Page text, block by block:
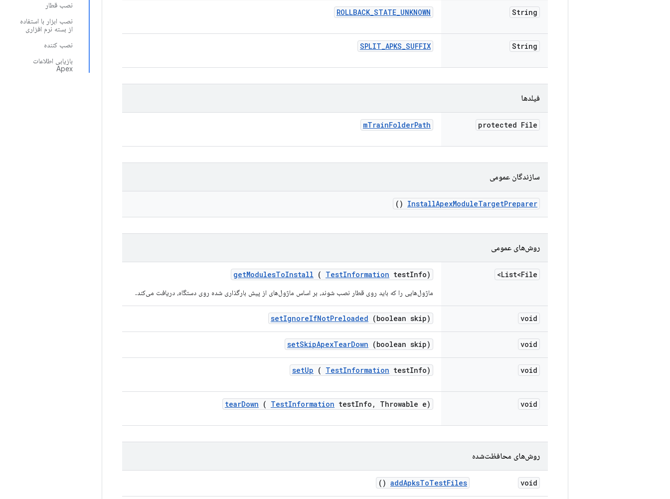
نصب قطار
نصب ابزار با استفاده
از بسته نرم افزاری
نصب کننده
بازیابی اطلاعات
Apex
String
ROLLBACK_STATE_UNKNOWN
String
SPLIT_APKS_SUFFIX
فیلدها
protected File
mTrainFolderPath
سازندگان عمومی
InstallApexModuleTargetPreparer
()
روش‌های عمومی
List<File>
getModulesToInstall ( TestInformation testInfo)
ماژول‌هایی را که باید روی قطار نصب شوند، بر اساس ماژول‌های از پیش بارگذاری شده روی دستگاه، دریافت می‌کند.
void
setIgnoreIfNotPreloaded (boolean skip)
void
setSkipApexTearDown (boolean skip)
void
setUp ( TestInformation testInfo)
void
tearDown ( TestInformation testInfo , Throwable e)
روش‌های محافظت‌شده
void
addApksToTestFiles
()